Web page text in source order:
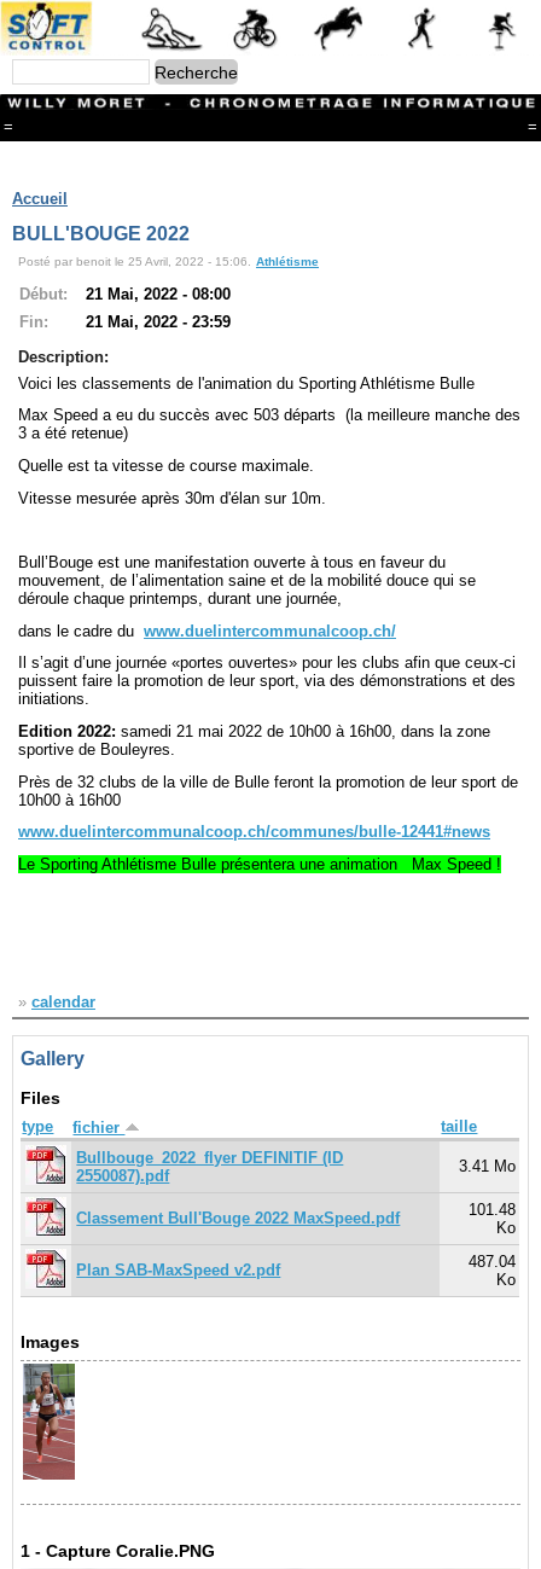
= =
Branches
CONTACT
Ski ALPIN
Triathlon
Ski Nordique
Courses à pieds
VTT
Athlétisme
Caisse à savon
Coupe "Journal La Gruyère"
Hippisme
Archives
Navigation
recherche
messages récents
Ouverture de session
Mot de passe:
Accueil
BULL'BOUGE 2022
Posté par benoit le 25 Avril, 2022 - 15:06. Athlétisme
Début:
21 Mai, 2022 - 08:00
Fin:
21 Mai, 2022 - 23:59
Description:
Voici les classements de l'animation du Sporting Athlétisme Bulle
Max Speed a eu du succès avec 503 départs (la meilleure manche des
3 a été retenue)
Quelle est ta vitesse de course maximale.
Vitesse mesurée après 30m d'élan sur 10m.
Bull’Bouge est une manifestation ouverte à tous en faveur du
mouvement, de l’alimentation saine et de la mobilité douce qui se
déroule chaque printemps, durant une journée,
dans le cadre du www.duelintercommunalcoop.ch/
Il s’agit d’une journée «portes ouvertes» pour les clubs afin que ceux-ci
puissent faire la promotion de leur sport, via des démonstrations et des
initiations.
Edition 2022: samedi 21 mai 2022 de 10h00 à 16h00, dans la zone
sportive de Bouleyres.
Près de 32 clubs de la ville de Bulle feront la promotion de leur sport de
10h00 à 16h00
www.duelintercommunalcoop.ch/communes/bulle-12441#news
Le Sporting Athlétisme Bulle présentera une animation Max Speed !
» calendar
Gallery
Files
type fichier
taille
Bullbouge_2022_flyer DEFINITIF (ID
2550087).pdf
3.41 Mo
Classement Bull'Bouge 2022 MaxSpeed.pdf
101.48
Ko
Plan SAB-MaxSpeed v2.pdf
487.04
Ko
Images
1 - Capture Coralie.PNG